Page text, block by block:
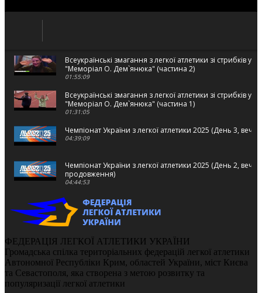
Всеукраїнські змагання з легкої атлетики зі стрибків у
"Меморіал О. Дем`янюка" (частина 2)
01:55:09
Всеукраїнські змагання з легкої атлетики зі стрибків у
"Меморіал О. Дем`янюка" (частина 1)
01:31:05
Чемпіонат України з легкої атлетики 2025 (День 3,
04:39:09
Чемпіонат України з легкої атлетики 2025 (День 2,
продовження)
04:44:53
Чемпіонат України з легкої атлетики 2025 (День 2,
02:22:26
Чемпіонат України з легкої атлетики 2025 (День 2,
02:37:51
Чемпіонат України з легкої атлетики 2025 (День 1,
03:59:59
ФЕДЕРАЦІЯ ЛЕГКОЇ АТЛЕТИКИ УКРАЇНИ
Громадська спілка територіальних федерацій легкої атлетики
Автономної Республіки Крим, областей України, міст Києва
та Севастополя, яка створена з метою розвитку та
популяризації легкої атлетики